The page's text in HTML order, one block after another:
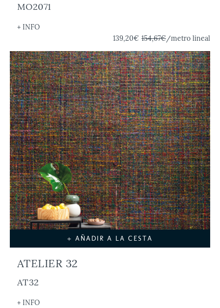
MO2071
+ INFO
139,20€ 154,67€/metro lineal
+ AÑADIR A LA CESTA
ATELIER 32
AT32
+ INFO